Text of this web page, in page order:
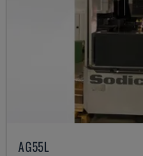
AG55L